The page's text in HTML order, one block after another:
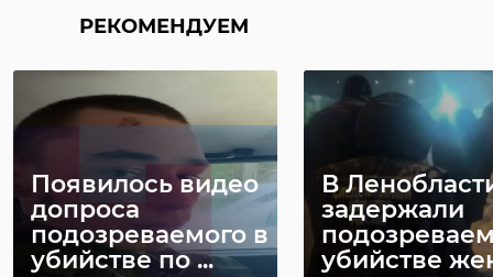
РЕКОМЕНДУЕМ
Появилось видео
допроса
подозреваемого в
убийстве по ...
В
задержали
убийстве